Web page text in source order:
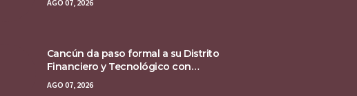
AGO 07, 2026
Cancún da paso formal a su Distrito
Financiero y Tecnológico con
declaratoria federal
AGO 07, 2026